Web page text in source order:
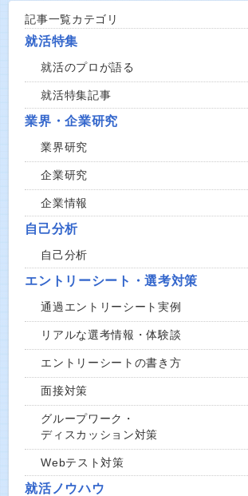
記事一覧カテゴリ
就活特集
就活のプロが語る
就活特集記事
業界・企業研究
業界研究
企業研究
企業情報
自己分析
自己分析
エントリーシート・選考対策
通過エントリーシート実例
リアルな選考情報・体験談
エントリーシートの書き方
面接対策
グループワーク・
ディスカッション対策
Webテスト対策
就活ノウハウ